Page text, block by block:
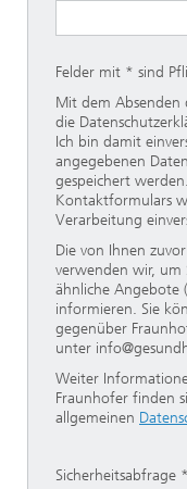
Felder mit * sind
Mit dem Absenden
die
Ich bin damit
angegebenen
gespeichert
Kontaktformulars
Verarbeitung
Die von Ihnen
verwenden wir, um
ähnliche Angebote
informieren. Sie
gegenüber
unter
Weiter
Fraunhofer finden
allgemeinen
Sicherheitsabfrage